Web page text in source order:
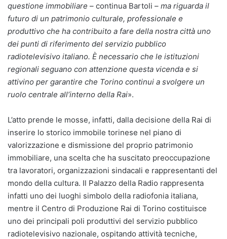
questione immobiliare – continua Bartoli – ma riguarda il
futuro di un patrimonio culturale, professionale e
produttivo che ha contribuito a fare della nostra città uno
dei punti di riferimento del servizio pubblico
radiotelevisivo italiano. È necessario che le istituzioni
regionali seguano con attenzione questa vicenda e si
attivino per garantire che Torino continui a svolgere un
ruolo centrale all’interno della Rai».
L’atto prende le mosse, infatti, dalla decisione della Rai di
inserire lo storico immobile torinese nel piano di
valorizzazione e dismissione del proprio patrimonio
immobiliare, una scelta che ha suscitato preoccupazione
tra lavoratori, organizzazioni sindacali e rappresentanti del
mondo della cultura. Il Palazzo della Radio rappresenta
infatti uno dei luoghi simbolo della radiofonia italiana,
mentre il Centro di Produzione Rai di Torino costituisce
uno dei principali poli produttivi del servizio pubblico
radiotelevisivo nazionale, ospitando attività tecniche,